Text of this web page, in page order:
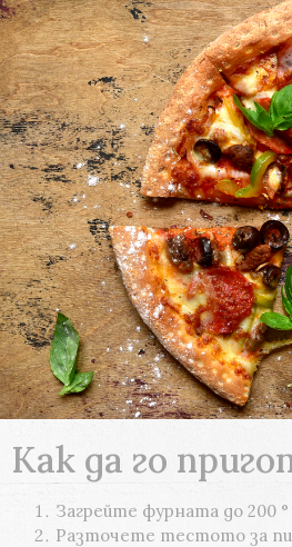
Как да го
Загрейте фурната до 200 °
Разточете тестото за